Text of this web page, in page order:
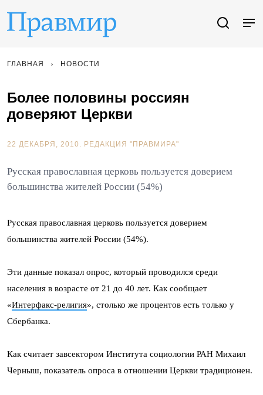
ГЛАВНАЯ НОВОСТИ
Более половины россиян
доверяют Церкви
22 ДЕКАБРЯ, 2010. РЕДАКЦИЯ "ПРАВМИРА"
Русская православная церковь пользуется доверием
большинства жителей России (54%)
Русская православная церковь пользуется доверием
большинства жителей России (54%).
Эти данные показал опрос, который проводился среди
населения в возрасте от 21 до 40 лет. Как сообщает
«Интерфакс-религия», столько же процентов есть только у
Сбербанка.
Как считает завсектором Института социологии РАН Михаил
Черныш, показатель опроса в отношении Церкви традиционен.